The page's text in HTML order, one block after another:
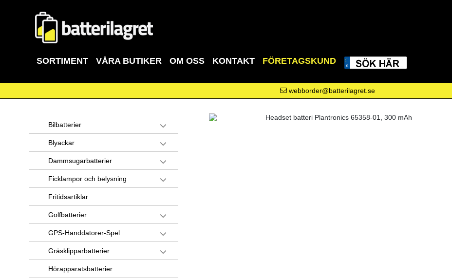
SORTIMENT VÅRA BUTIKER OM OSS KONTAKT FÖRETAGSKUND
webborder@batterilagret.se
Bilbatterier
Blyackar
Dammsugarbatterier
Ficklampor och belysning
Fritidsartiklar
Golfbatterier
GPS-Handdatorer-Spel
Gräsklipparbatterier
Hörapparatsbatterier